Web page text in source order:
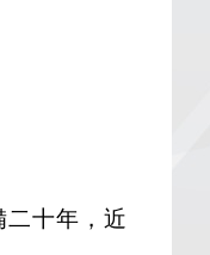
十年，近